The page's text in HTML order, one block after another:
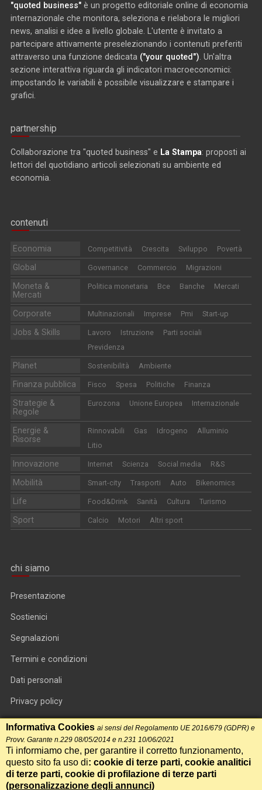
"quoted business" è un progetto editoriale online di economia
internazionale che monitora, seleziona e rielabora le migliori
news, analisi e idee a livello globale. L'utente è invitato a
partecipare attivamente preselezionando i contenuti preferiti
attraverso una funzione dedicata ("your quoted"). Un'altra
sezione interattiva riguarda gli indicatori macroeconomici:
impostando le variabili è possibile visualizzare e stampare i
grafici.
partnership
Collaborazione tra "quoted business" e La Stampa: proposti ai
lettori del quotidiano articoli selezionati su ambiente ed
economia.
contenuti
Economia Competitività Crescita Sviluppo Povertà
Global Governance Commercio Migrazioni
Moneta &
Mercati
Politica monetaria Bce Banche Mercati
Corporate Multinazionali Imprese Pmi Start-up
Jobs & Skills Lavoro Istruzione
Parti sociali
Previdenza
Planet Sostenibilità Ambiente
Finanza pubblica Fisco Spesa Politiche Finanza
Strategie &
Regole
Eurozona Unione Europea Internazionale
Energie &
Risorse
Rinnovabili Gas Idrogeno
Alluminio
Litio
Innovazione Internet Scienza Social media R&S
Mobilità Smart-city Trasporti Auto Bikenomics
Life Food&Drink Sanità Cultura Turismo
Sport Calcio Motori Altri sport
chi siamo
Presentazione
Sostienici
Segnalazioni
Termini e condizioni
Dati personali
Privacy policy
Informativa cookie
RSS feed
RSS Top News
Contatti
Informativa Cookies ai sensi del Regolamento UE 2016/679 (GDPR) e
Provv. Garante n.229 08/05/2014 e n.231 10/06/2021
Ti informiamo che, per garantire il corretto funzionamento,
questo sito fa uso di: cookie di terze parti, cookie analitici
di terze parti, cookie di profilazione di terze parti
(personalizzazione degli annunci)